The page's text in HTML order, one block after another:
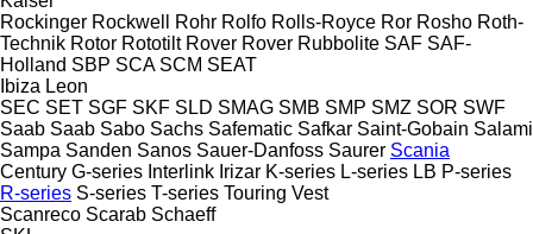
Rockinger Rockwell Rohr Rolfo Rolls-Royce Ror Rosho Roth-
Technik Rotor Rototilt Rover Rover Rubbolite SAF SAF-
Holland SBP SCA SCM SEAT
Ibiza Leon
SEC SET SGF SKF SLD SMAG SMB SMP SMZ SOR SWF
Saab Saab Sabo Sachs Safematic Safkar Saint-Gobain Salami
Sampa Sanden Sanos Sauer-Danfoss Saurer Scania
Century G-series Interlink Irizar K-series L-series LB P-series
R-series S-series T-series Touring Vest
Scanreco Scarab Schaeff